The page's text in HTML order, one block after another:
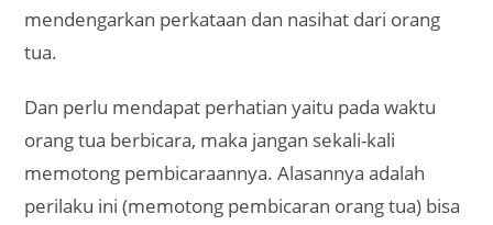
mendengarkan perkataan dan nasihat dari orang
tua.
Dan perlu mendapat perhatian yaitu pada waktu
orang tua berbicara, maka jangan sekali-kali
memotong pembicaraannya. Alasannya adalah
perilaku ini (memotong pembicaran orang tua) bisa